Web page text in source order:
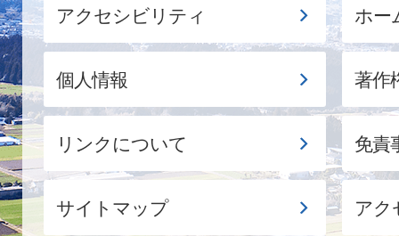
アクセシビリティ ホー
個人情報 著作
リンクについて 免責
サイトマップ アク